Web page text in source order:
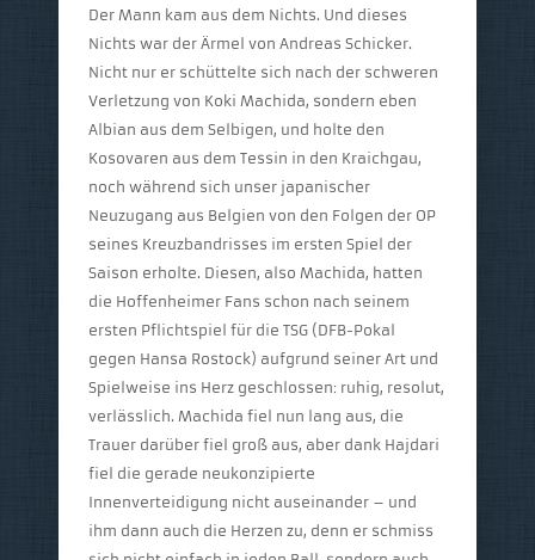
Der Mann kam aus dem Nichts. Und dieses
Nichts war der Ärmel von Andreas Schicker.
Nicht nur er schüttelte sich nach der schweren
Verletzung von Koki Machida, sondern eben
Albian aus dem Selbigen, und holte den
Kosovaren aus dem Tessin in den Kraichgau,
noch während sich unser japanischer
Neuzugang aus Belgien von den Folgen der OP
seines Kreuzbandrisses im ersten Spiel der
Saison erholte. Diesen, also Machida, hatten
die Hoffenheimer Fans schon nach seinem
ersten Pflichtspiel für die TSG (DFB-Pokal
gegen Hansa Rostock) aufgrund seiner Art und
Spielweise ins Herz geschlossen: ruhig, resolut,
verlässlich. Machida fiel nun lang aus, die
Trauer darüber fiel groß aus, aber dank Hajdari
fiel die gerade neukonzipierte
Innenverteidigung nicht auseinander – und
ihm dann auch die Herzen zu, denn er schmiss